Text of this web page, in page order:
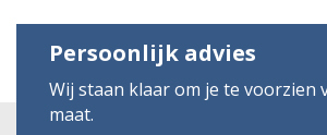
Persoonlijk advies
Wij staan klaar om je te voorzien
maat.